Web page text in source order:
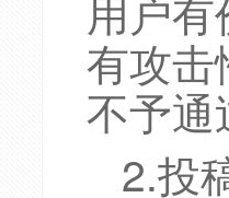
有攻
不予
2.投